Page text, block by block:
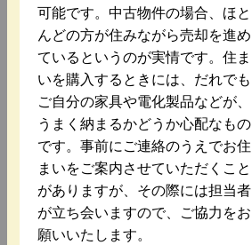
可能です。中古物件の場合、ほと
んどの方が住みながら売却を進め
ているというのが実情です。住ま
いを購入するときには、だれでも
ご自分の家具や電化製品などが、
うまく納まるかどうか心配なもの
です。事前にご連絡のうえでお住
まいをご案内させていただくこと
がありますが、その際には担当者
が立ち会いますので、ご協力をお
願いいたします。